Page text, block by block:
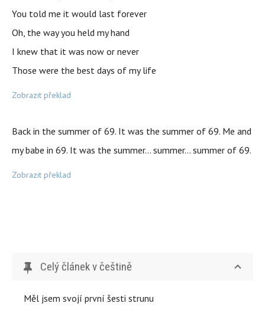
You told me it would last forever
Oh, the way you held my hand
I knew that it was now or never
Those were the best days of my life
Zobrazit překlad
Back in the summer of 69. It was the summer of 69. Me and
my babe in 69. It was the summer… summer… summer of 69.
Zobrazit překlad
Celý článek v češtině
Měl jsem svojí první šesti strunu